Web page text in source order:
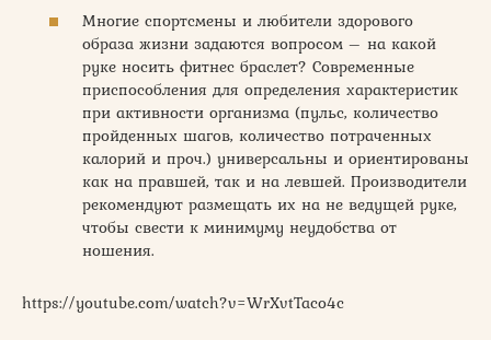
Многие спортсмены и любители здорового
образа жизни задаются вопросом – на какой
руке носить фитнес браслет? Современные
приспособления для определения характеристик
при активности организма (пульс, количество
пройденных шагов, количество потраченных
калорий и проч.) универсальны и ориентированы
как на правшей, так и на левшей. Производители
рекомендуют размещать их на не ведущей руке,
чтобы свести к минимуму неудобства от
ношения.
https://youtube.com/watch?v=WrXvtTaco4c